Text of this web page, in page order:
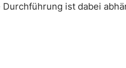
ist dabei